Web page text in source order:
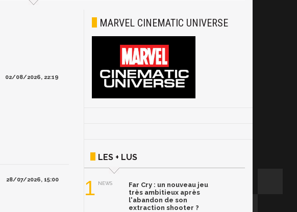
02/08/2026, 22:19
28/07/2026, 15:00
MARVEL CINEMATIC UNIVERSE
LES + LUS
1 NEWS
Far Cry : un nouveau jeu
très ambitieux après
l'abandon de son
extraction shooter ?